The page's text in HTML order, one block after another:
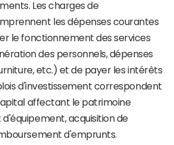
Les charges de
les dépenses courantes
le fonctionnement des services
des personnels, dépenses
etc.) et de payer les intérêts
d'investissement correspondent
affectant le patrimoine
acquisition de
d'emprunts.